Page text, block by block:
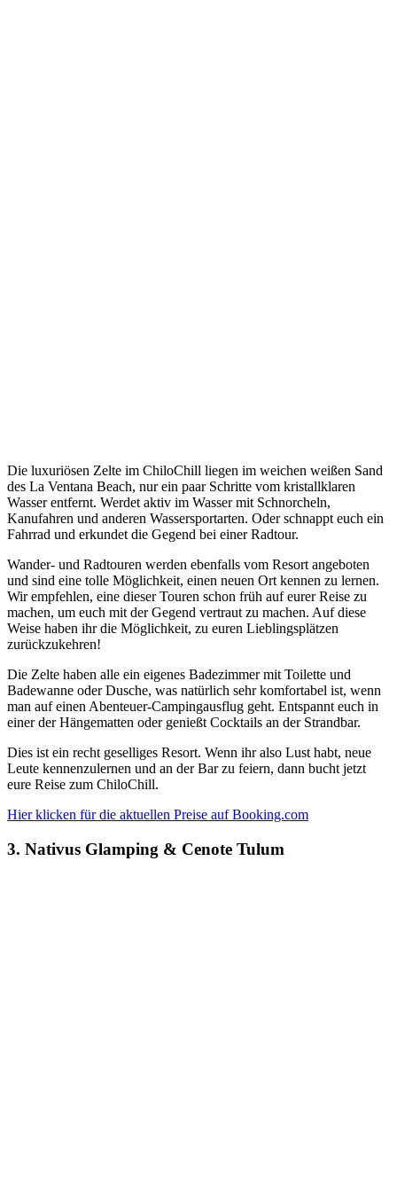
Die luxuriösen Zelte im ChiloChill liegen im weichen weißen Sand
des La Ventana Beach, nur ein paar Schritte vom kristallklaren
Wasser entfernt. Werdet aktiv im Wasser mit Schnorcheln,
Kanufahren und anderen Wassersportarten. Oder schnappt euch ein
Fahrrad und erkundet die Gegend bei einer Radtour.
Wander- und Radtouren werden ebenfalls vom Resort angeboten
und sind eine tolle Möglichkeit, einen neuen Ort kennen zu lernen.
Wir empfehlen, eine dieser Touren schon früh auf eurer Reise zu
machen, um euch mit der Gegend vertraut zu machen. Auf diese
Weise haben ihr die Möglichkeit, zu euren Lieblingsplätzen
zurückzukehren!
Die Zelte haben alle ein eigenes Badezimmer mit Toilette und
Badewanne oder Dusche, was natürlich sehr komfortabel ist, wenn
man auf einen Abenteuer-Campingausflug geht. Entspannt euch in
einer der Hängematten oder genießt Cocktails an der Strandbar.
Dies ist ein recht geselliges Resort. Wenn ihr also Lust habt, neue
Leute kennenzulernen und an der Bar zu feiern, dann bucht jetzt
eure Reise zum ChiloChill.
Hier klicken für die aktuellen Preise auf Booking.com
3. Nativus Glamping & Cenote Tulum